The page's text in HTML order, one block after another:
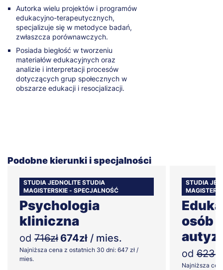
Autorka wielu projektów i programów
edukacyjno-terapeutycznych,
specjalizuje się w metodyce badań,
zwłaszcza porównawczych.
Posiada biegłość w tworzeniu
materiałów edukacyjnych oraz
analizie i interpretacji procesów
dotyczących grup społecznych w
obszarze edukacji i resocjalizacji.
Podobne kierunki i specjalności
STUDIA JEDNOLITE STUDIA
MAGISTERSKIE - SPECJALNOŚĆ
Psychologia
kliniczna
od 716zł 674zł / mies.
Najniższa cena z ostatnich 30 dni: 647 zł /
mies.
STUDIA
osób
od 623zł
Najniższa